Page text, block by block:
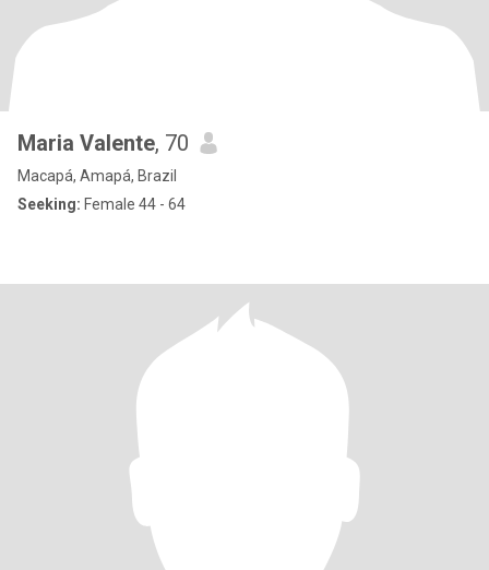
Maria Valente, 70
Macapá, Amapá, Brazil
Seeking: Female 44 - 64